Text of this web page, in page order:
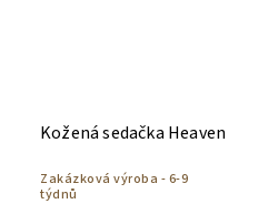
Kožená sedačka Heaven
Zakázková výroba - 6-9
týdnů